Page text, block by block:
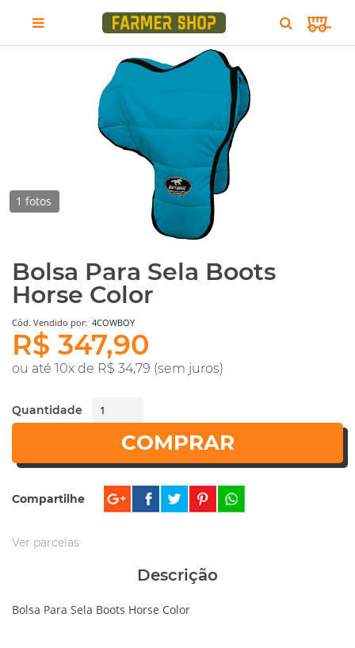
1 fotos
Bolsa Para Sela Boots
Horse Color
Cód. Vendido por: 4COWBOY
R$ 347,90
ou até 10x de R$ 34,79 (sem juros)
Quantidade
COMPRAR
Compartilhe
Ver parcelas
Descrição
Bolsa Para Sela Boots Horse Color